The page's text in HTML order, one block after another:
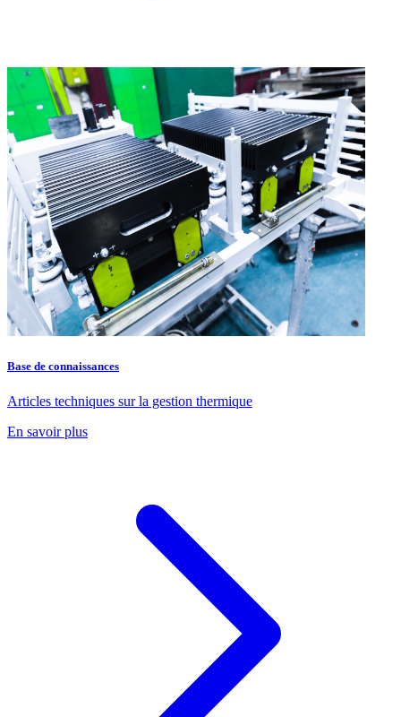
Base de connaissances
Articles techniques sur la gestion thermique
En savoir plus